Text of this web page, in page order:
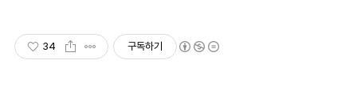
34 구독하기